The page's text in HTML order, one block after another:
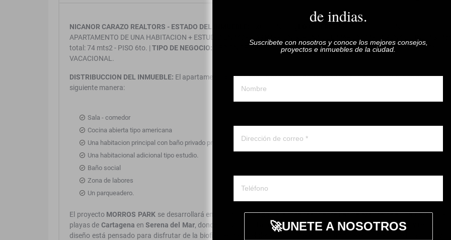
NICANOR CARAZO REALTORS - ESTADO DEL INMUEBLE:
APARTAMENTO DE UNA HABITACION + ESTUDIO EN MORROS PARK EN SERENA DEL MAR EN CARTAGENA DE INDIAS |
total: 74 mts2 - PISO 6to. | TIPO DE NEGOCIO:
CESION DE DERECHOS FIDUCIARIOS | EL EDIFICIO PERMITE LA RENTA
VACACIONAL.
DISTRIBUCCION DEL INMUEBLE: El apartamento cuenta con un area total de 74 mts2 los cuales se distribuyen de la
siguiente manera:
Sala - comedor
Cocina abierta tipo americana
Una habitacion principal con baño privado principal y closet
Una habitacional adicional tipo estudio.
Baño social
Zona de labores
Un parqueadero.
El proyecto MORROS PARK se desarrollará en un lugar rodeado de la más fascinante naturaleza frente a una de las
playas de Cartagena en Serena del Mar, donde sus zonas al aire libre brindan una experiencia de tranquilidad y relajación.
diseño está pensado para disfrutar de la biofilia, es decir, el deseo de los seres humanos de estar cerca de la naturaleza.
de indias.
Suscribete con nosotros y conoce los mejores consejos,
proyectos e inmuebles de la ciudad.
🚀UNETE A NOSOTROS